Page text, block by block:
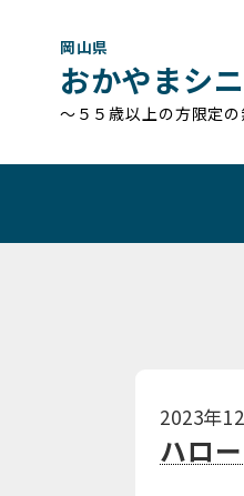
岡山県
おかやまシ
～５５歳以上の方限定
2023年
ハロ